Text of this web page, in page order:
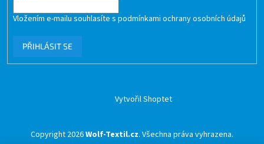
Vložením e-mailu souhlasíte s podmínkami ochrany osobních údajů
PŘIHLÁSIT SE
Vytvořil Shoptet
Copyright 2026Wolf-Textil.cz. Všechna práva vyhrazena.